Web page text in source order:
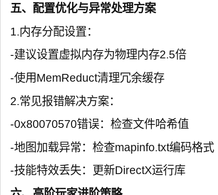
五、配置优化与异常处理方案
1.内存分配设置：
-建议设置虚拟内存为物理内存2.5倍
-使用MemReduct清理冗余缓存
2.常见报错解决方案：
-0x80070570错误：检查文件哈希值
-地图加载异常：检查mapinfo.txt编码格式
-技能特效丢失：更新DirectX运行库